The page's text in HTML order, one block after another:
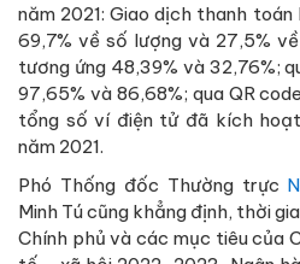
năm 2021: Giao dịch thanh
69,7% về số lượng và 27,5%
tương ứng 48,39% và 32,76%;
97,65% và 86,68%; qua QR
tổng số ví điện tử đã kích
năm 2021.
Phó Thống đốc Thường trực
Minh Tú cũng khẳng định, thời
Chính phủ và các mục tiêu của